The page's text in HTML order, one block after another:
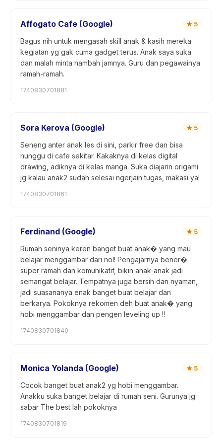
Affogato Cafe (Google) ★ 5
Bagus nih untuk mengasah skill anak & kasih mereka
kegiatan yg gak cuma gadget terus. Anak saya suka
dan malah minta nambah jamnya. Guru dan pegawainya
ramah-ramah.
1740830701881
Sora Kerova (Google) ★ 5
Seneng anter anak les di sini, parkir free dan bisa
nunggu di cafe sekitar. Kakaknya di kelas digital
drawing, adiknya di kelas manga. Suka diajarin origami
jg kalau anak2 sudah selesai ngerjain tugas, makasi ya!
1740830701861
Ferdinand (Google) ★ 5
Rumah seninya keren banget buat anak� yang mau
belajar menggambar dari nol! Pengajarnya bener�
super ramah dan komunikatif, bikin anak-anak jadi
semangat belajar. Tempatnya juga bersih dan nyaman,
jadi suasananya enak banget buat belajar dan
berkarya. Pokoknya rekomen deh buat anak� yang
hobi menggambar dan pengen leveling up !!
1740830701840
Monica Yolanda (Google) ★ 5
Cocok banget buat anak2 yg hobi menggambar.
Anakku suka banget belajar di rumah seni. Gurunya jg
sabar The best lah pokoknya
1740830701819